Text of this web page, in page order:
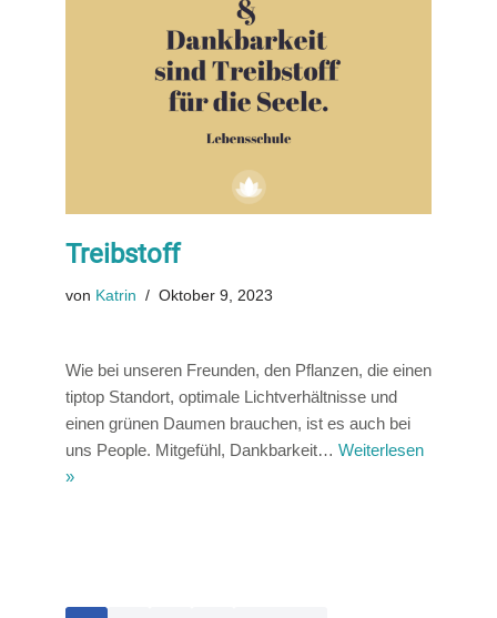
Treibstoff
von Katrin Oktober 9, 2023
Wie bei unseren Freunden, den Pflanzen, die einen
tiptop Standort, optimale Lichtverhältnisse und
einen grünen Daumen brauchen, ist es auch bei
uns People. Mitgefühl, Dankbarkeit… Weiterlesen
»